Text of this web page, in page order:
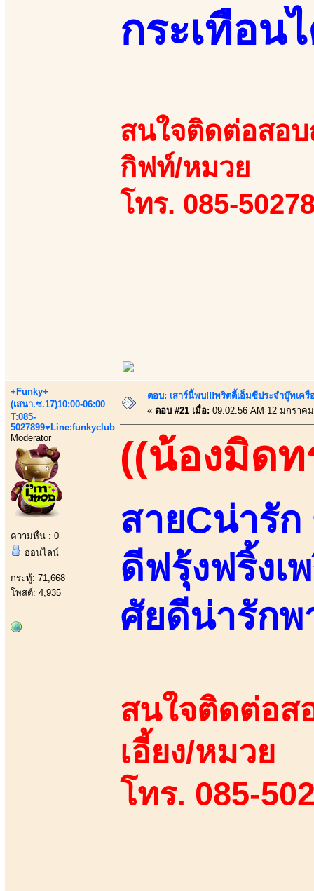
กระเทือน
สนใจติดต่อสอบ
กิฟท์/หมวย
โทร. 085-
+Funky+
(เสนา.ซ.17)10:00-06:00
T:085-
5027899♥Line:funkyclub
Moderator
ความหื่น : 0
ออนไลน์
กระทู้: 71,668
โพสต์: 4,935
ตอบ: เสาร์นี้พบ!!!พริตตี้เอ็มซีประจำบู๊ทเค
« ตอบ #21 เมื่อ: 09:02:56 AM 12 มกราค
((น้องมิด
สายCน่ารัก
ดีฟรุ้งฟริ้งเ
ศัยดีน่ารัก
สนใจติดต่อส
เอี้ยง/หมวย
โทร. 085-